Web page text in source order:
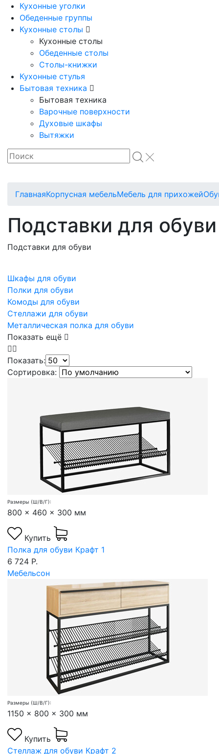
Кухонные уголки
Обеденные группы
Кухонные столы
Кухонные столы
Обеденные столы
Столы-книжки
Кухонные стулья
Бытовая техника
Бытовая техника
Варочные поверхности
Духовые шкафы
Вытяжки
ГлавнаяКорпусная мебельМебель для прихожей
Подставки для обуви
Подставки для обуви
Шкафы для обуви
Полки для обуви
Комоды для обуви
Стеллажи для обуви
Металлическая полка для обуви
Показать ещё
Показать:
Сортировка:
Размеры (Ш/В/Г):
800 x 460 x 300 мм
Купить
Полка для обуви Крафт 1
6 724 Р.
Мебельсон
Размеры (Ш/В/Г):
1150 x 800 x 300 мм
Купить
Стеллаж для обуви Крафт 2